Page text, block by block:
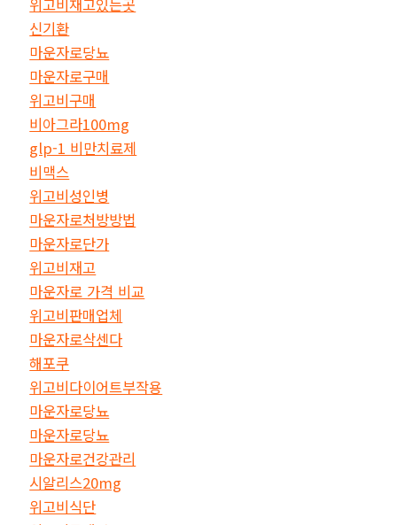
위고비재고있는곳
신기환
마운자로당뇨
마운자로구매
위고비구매
비아그라100mg
glp-1 비만치료제
비맥스
위고비성인병
마운자로처방방법
마운자로단가
위고비재고
마운자로 가격 비교
위고비판매업체
마운자로삭센다
해포쿠
위고비다이어트부작용
마운자로당뇨
마운자로당뇨
마운자로건강관리
시알리스20mg
위고비식단